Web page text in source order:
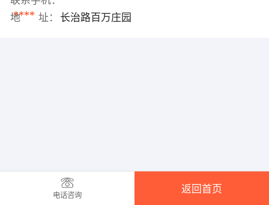
****
地 址： 长治路百万庄园
电话咨询
返回首页